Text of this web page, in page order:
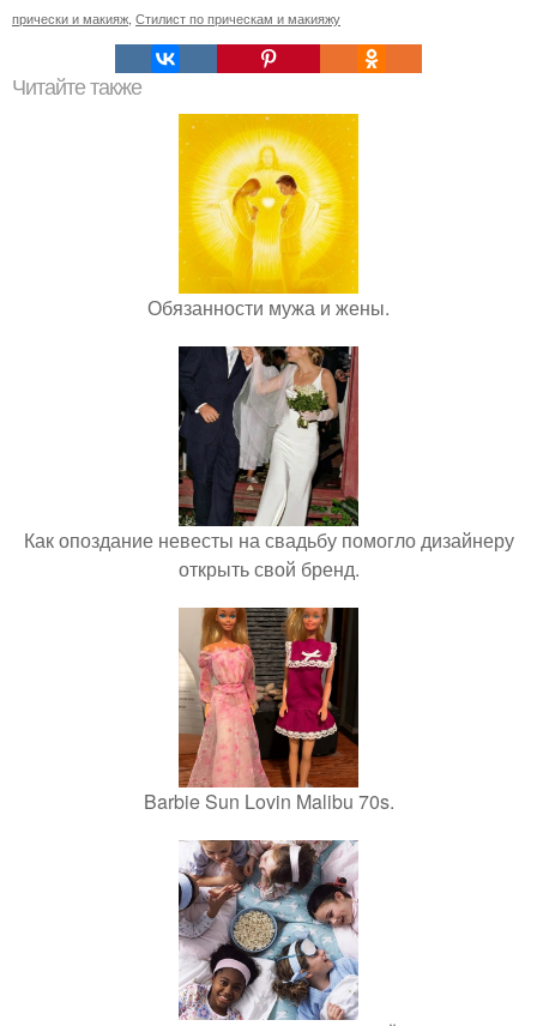
прически и макияж Стилист по прическам и макияжу
Читайте также
Обязанности мужа и жены.
Как опоздание невесты на свадьбу помогло дизайнеру
открыть свой бренд.
Barbie Sun Lovin Malibu 70s.